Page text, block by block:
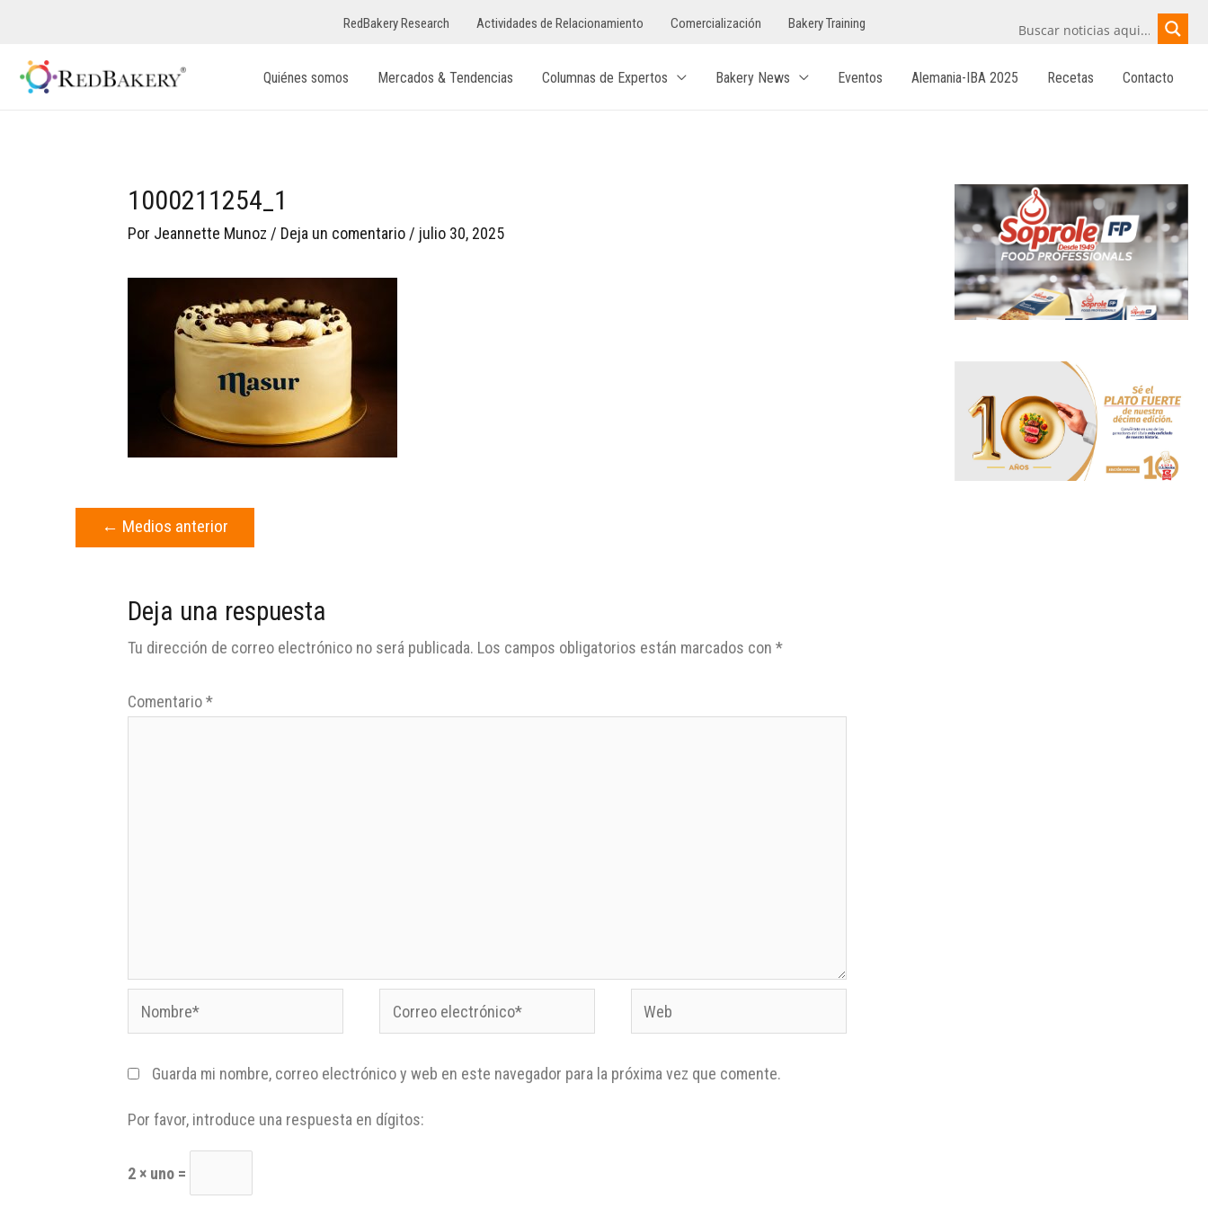
RedBakery Research Actividades de Relacionamiento Comercialización Bakery Training
Quiénes somos Mercados & Tendencias Columnas de Expertos Bakery News Eventos Alemania-IBA 2025 Recetas Contacto
1000211254_1
Por Jeannette Munoz / Deja un comentario / julio 30, 2025
← Medios anterior
Deja una respuesta
Tu dirección de correo electrónico no será publicada. Los campos obligatorios están marcados con*
Comentario*
Guarda mi nombre, correo electrónico y web en este navegador para la próxima vez que comente.
Por favor, introduce una respuesta en dígitos:
2 × uno =